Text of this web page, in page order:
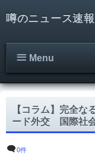
噂のニュース速報
Menu
【コラム】完全な
ード外交 国際社
0件